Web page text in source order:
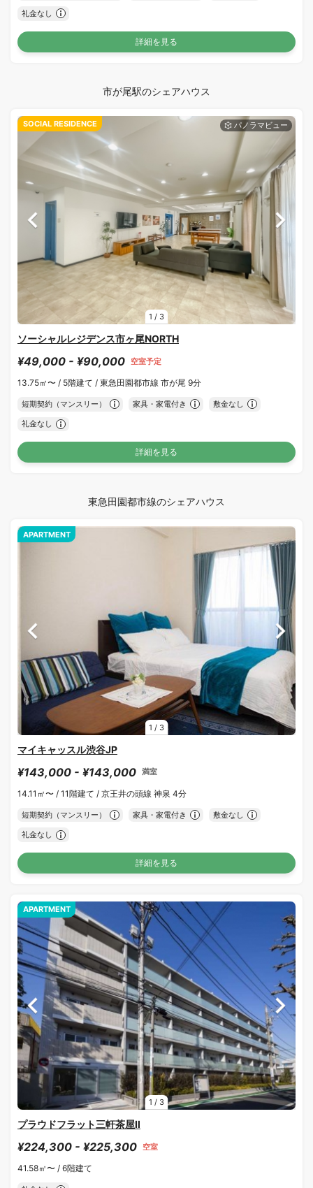
礼金なし
詳細を見る
市が尾駅のシェアハウス
1 / 3
SOCIAL RESIDENCE
ソーシャルレジデンス市ヶ尾NORTH
¥49,000 - ¥90,000 空室予定
13.75㎡〜 / 5階建て / 東急田園都市線 市が尾 9分
短期契約（マンスリー） 家具・家電付き 敷金なし
礼金なし
詳細を見る
東急田園都市線のシェアハウス
1 / 3
APARTMENT
マイキャッスル渋谷JP
¥143,000 - ¥143,000 満室
14.11㎡〜 / 11階建て / 京王井の頭線 神泉 4分
短期契約（マンスリー） 家具・家電付き 敷金なし
礼金なし
詳細を見る
1 / 3
APARTMENT
プラウドフラット三軒茶屋Ⅱ
¥224,300 - ¥225,300 空室
41.58㎡〜 / 6階建て